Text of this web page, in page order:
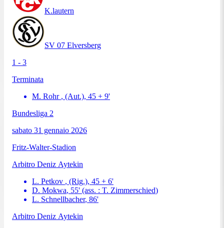
K.lautern
SV 07 Elversberg
1 - 3
Terminata
M. Rohr , (Aut.), 45 + 9'
Bundesliga 2
sabato 31 gennaio 2026
Fritz-Walter-Stadion
Arbitro Deniz Aytekin
L. Petkov , (Rig.), 45 + 6'
D. Mokwa, 55' (ass. : T. Zimmerschied)
L. Schnellbacher, 86'
Arbitro Deniz Aytekin